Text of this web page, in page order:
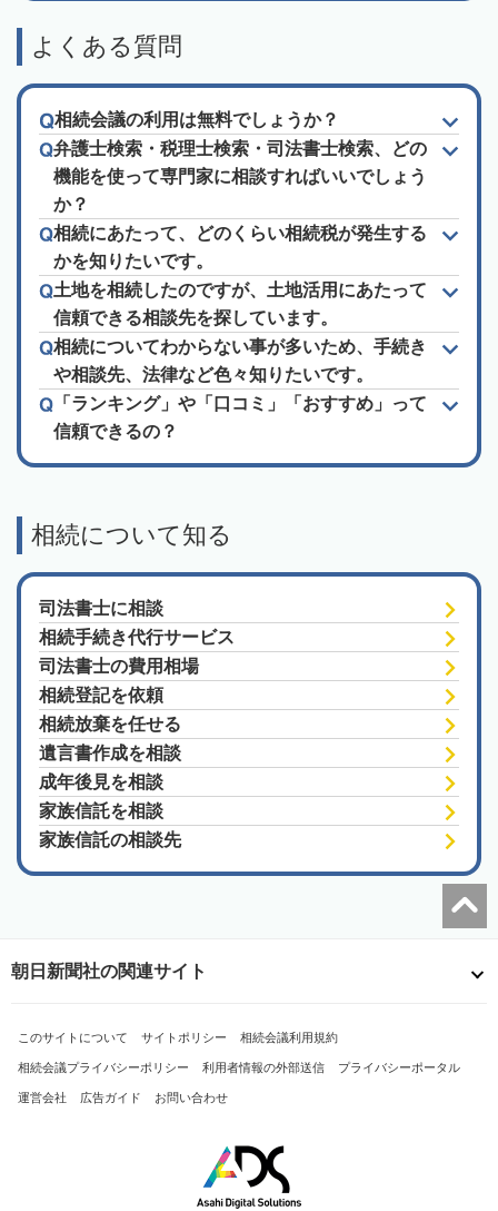
よくある質問
相続会議の利用は無料でしょうか？
弁護士検索・税理士検索・司法書士検索、どの
機能を使って専門家に相談すればいいでしょう
か？
相続にあたって、どのくらい相続税が発生する
かを知りたいです。
土地を相続したのですが、土地活用にあたって
信頼できる相談先を探しています。
相続についてわからない事が多いため、手続き
や相談先、法律など色々知りたいです。
「ランキング」や「口コミ」「おすすめ」って
信頼できるの？
相続について知る
司法書士に相談
相続手続き代行サービス
司法書士の費用相場
相続登記を依頼
相続放棄を任せる
遺言書作成を相談
成年後見を相談
家族信託を相談
家族信託の相談先
朝日新聞社の関連サイト
このサイトについて サイトポリシー 相続会議利用規約
相続会議プライバシーポリシー 利用者情報の外部送信 プライバシーポータル
運営会社 広告ガイド お問い合わせ